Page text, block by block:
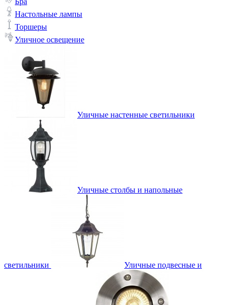
Настольные лампы
Торшеры
Уличное освещение
Уличные настенные светильники
Уличные столбы и напольные
светильники Уличные подвесные и